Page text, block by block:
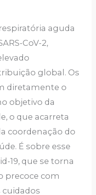
aguda
CoV-2,
global. Os
diretamente o
objetivo da
o que acarreta
coordenação do
É sobre esse
19, que se torna
precoce com